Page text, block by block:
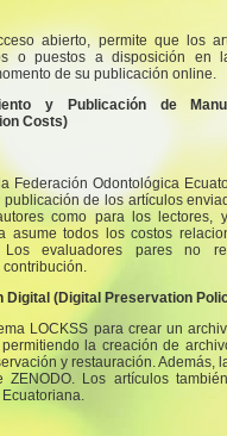
abierto, permite que los
o puestos a disposición en
de su publicación online.
y Publicación de
Costs)
Federación Odontológica
de los artículos
como para los lectores,
asume todos los costos
evaluadores pares no
Digital (Digital Preservation
LOCKSS para crear un
la creación de
y restauración. Además,
ZENODO. Los artículos